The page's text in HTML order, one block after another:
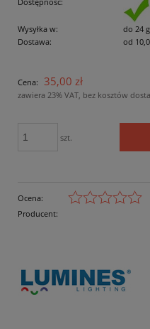
Wysyłka w:
do 24
Dostawa:
od
płatności
Cena: 35,00 zł
zawiera 23% VAT, bez kosztów
szt.
Ocena:
Producent: